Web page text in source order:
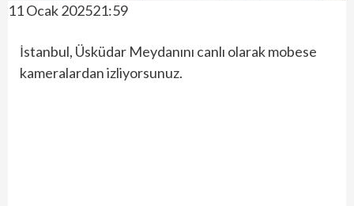
11 Ocak 202521:59
İstanbul, Üsküdar Meydanını canlı olarak mobese
kameralardan izliyorsunuz.